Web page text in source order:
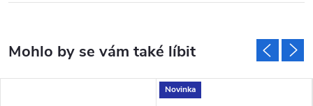
Novinka